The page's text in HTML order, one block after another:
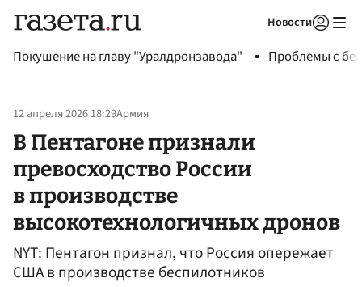
Новости
Покушение на главу "Уралдронзавода" Проблемы с
12 апреля 2026 18:29Армия
В Пентагоне признали
превосходство России
в производстве
высокотехнологичных дронов
NYT: Пентагон признал, что Россия опережает
США в производстве беспилотников